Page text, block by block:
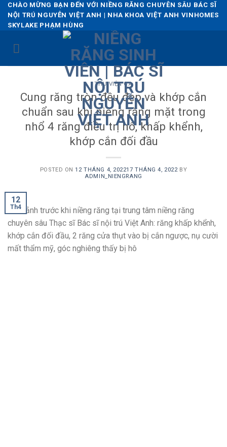
Skip
content
CHÀO MỪNG BẠN ĐẾN VỚI NIỀNG RĂNG CHUYÊN SÂU BÁC SĨ
NỘI TRÚ NGUYỄN VIỆT ANH | NHA KHOA VIỆT ANH VINHOMES
SKYLAKE PHẠM HÙNG
THƯ VIỆN CA
Cung răng tròn đều đẹp và khớp cắn
chuẩn sau khi niềng răng mặt trong
nhổ 4 răng điều trị hô, khấp khểnh,
khớp cắn đối đầu
POSTED ON12 THÁNG 4, 202217 THÁNG 4, 2022 BY
ADMIN_NIENGRANG
12
Th4
Hình ảnh trước khi niềng răng tại trung tâm niềng răng
chuyên sâu Thạc sĩ Bác sĩ nội trú Việt Anh: răng khấp khểnh,
khớp cắn đối đầu, 2 răng cửa thụt vào bị cắn ngược, nụ cười
mất thẩm mỹ, góc nghiêng thấy bị hô